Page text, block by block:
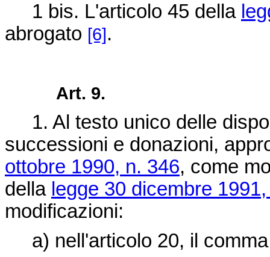
1 bis. L'articolo 45 della
abrogato [6].
Art. 9.
1. Al testo unico delle
successioni e donazioni,
ottobre 1990, n. 346, come
della legge 30 dicembre
modificazioni:
a) nell'articolo 20, il